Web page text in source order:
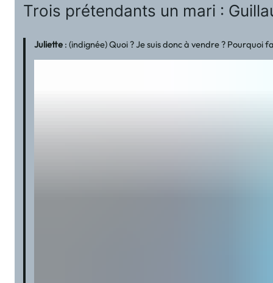
Trois prétendants un mari :
Juliette : (indignée) Quoi ? Je suis donc à vendre ?